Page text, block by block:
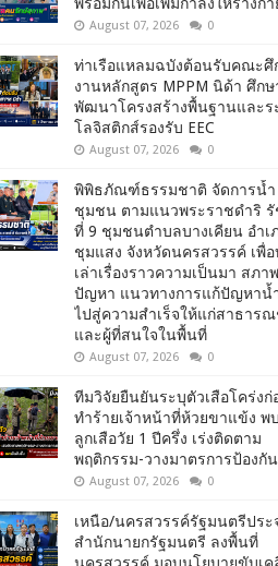
August 07, 2026 0
ท่าเรือแหลมฉบังต้อนรับคณะศึ
งานหลักสูตร MPPM นิด้า ศึกษ
พัฒนาโครงสร้างพื้นฐานและร
โลจิสติกส์รองรับ EEC
August 07, 2026 0
พิพิธภัณฑ์ธรรมชาติ จัดการน้ำ
ชุมชน ตามแนวพระราชดำริ รั
ที่ 9 ชุมชนตำบลบางเคียน อำเ
ชุมแสง จังหวัดนครสวรรค์ เพื่อ
เล่าเรื่องราวความเป็นมา สภาพ
ปัญหา แนวทางการแก้ปัญหาน้
ไปสู่ความสำเร็จให้แก่สาธาร
และผู้ที่สนใจในพื้นที่
August 07, 2026 0
ทีมวิจัยยืนยันระบุตัวเสือโคร่งก่
ทำร้ายเจ้าหน้าที่ห้วยขาแข้ง พ
ลูกเสือวัย 1 ปีครึ่ง เร่งติดตาม
พฤติกรรม-วางมาตรการป้องกัน
August 07, 2026 0
เหนือ/นครสวรรค์รัฐมนตรีประ
สำนักนายกรัฐมนตรี ลงพื้นที่